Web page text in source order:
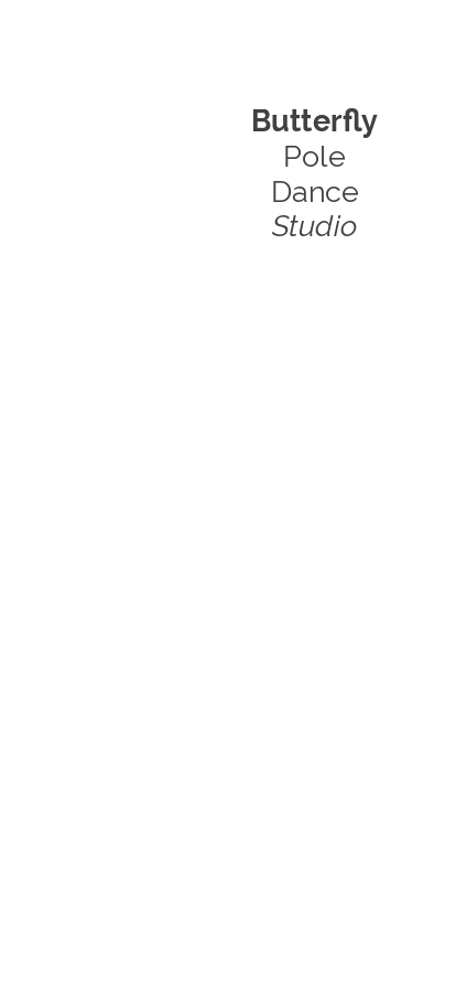
Butterfly
Pole
Dance
Studio